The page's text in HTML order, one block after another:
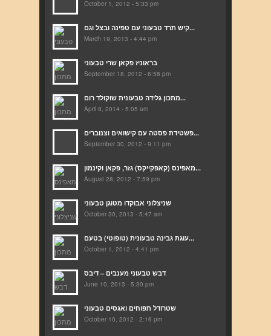
October 1, 2012 - 5:33 pm
קיש תרד טבעוני עם טפינה ובצל וגם...
March 19, 2013 - 4:44 pm
בראוניז פקאן שרי טבעוני
September 18, 2012 - 6:58 pm
מתכון גלידה טבעונית שוקולד רום...
April 8, 2014 - 5:05 am
פשטידת פסטה עם קישואים וצנוברים...
September 30, 2012 - 9:11 pm
מאפינס (קאפקייקס) גזר, פקאן וקינמון...
August 28, 2012 - 7:59 pm
שניצלוני אבוקדו מטוגן טבעוני
October 30, 2013 - 5:47 am
עוגת גבינה טבעונית (טופוטי) בטעם...
October 1, 2012 - 4:41 pm
דבש טבעוני מענבים – דיבס
June 10, 2013 - 5:30 pm
שטרודל תפוחים ואגסים טבעוני
October 10, 2012 - 2:16 pm